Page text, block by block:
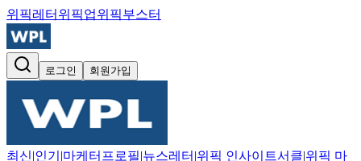
위픽레터 위픽업위픽부스터
로그인 회원가입
최신|인기 |마케터프로필|뉴스레터 |위픽 인사이트서클|위픽 마